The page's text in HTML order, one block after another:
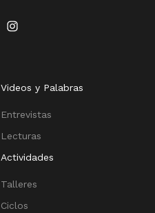
Videos y Palabras
Entrevistas
Lecturas
Actividades
Talleres
Ciclos